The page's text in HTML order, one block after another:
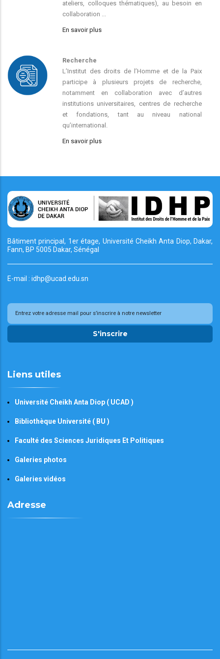
ateliers, colloques thématiques), au besoin en
collaboration ...
En savoir plus
Recherche
L’Institut des droits de l’Homme et de la Paix
participe à plusieurs projets de recherche,
notamment en collaboration avec d’autres
institutions universitaires, centres de recherche
et fondations, tant au niveau national
qu’international.
En savoir plus
Bâtiment principal, 1er étage, Université CheikhAnta Diop, Dakar,
Fann, BP 5005 Dakar, Sénégal
E-mail : idhp@ucad.edu.sn
S'inscrire
Liens utiles
Université Cheikh Anta Diop ( UCAD )
Bibliothèque Université ( BU )
Faculté des Sciences Juridiques Et Politiques
Galeries photos
Galeries vidéos
Adresse